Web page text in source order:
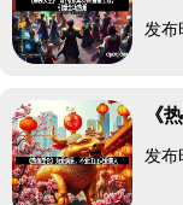
发
《
发